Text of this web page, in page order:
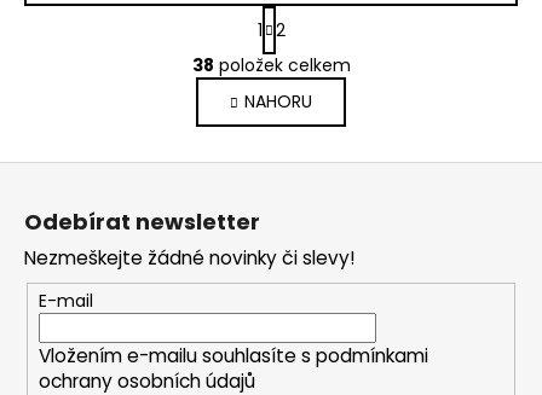
O
v
l
á
d
p
r
v
k
y
S
t
r
á
n
k
o
í
1 2
38 položek celkem
NAHORU
Odebírat newsletter
Nezmeškejte žádné novinky či slevy!
E-mail
Vložením e-mailu souhlasíte s podmínkami
ochrany osobních údajů